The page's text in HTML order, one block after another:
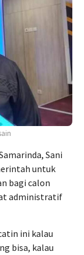
Sani
untuk
bagi calon
administratif
ini kalau
bisa, kalau